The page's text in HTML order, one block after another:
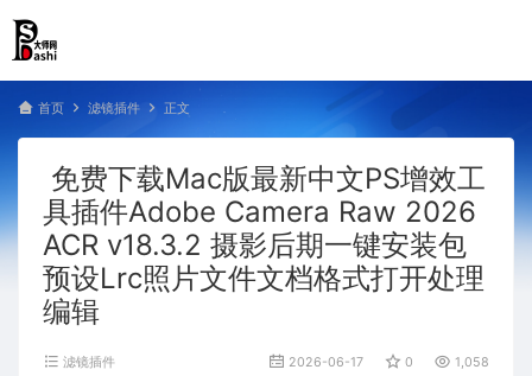
首页 滤镜插件 正文
免费下载Mac版最新中文PS增效工
具插件Adobe Camera Raw 2026
ACR v18.3.2 摄影后期一键安装包
预设Lrc照片文件文档格式打开处理
编辑
滤镜插件 2026-06-17 0 1,058